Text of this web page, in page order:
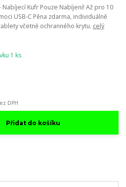
Nabíjecí Kufr Pouze Nabíjení! Až pro 10
USB-C Pěna zdarma, individuálně
včetně ochranného krytu. celý
1 ks
DPH
Přidat do košíku